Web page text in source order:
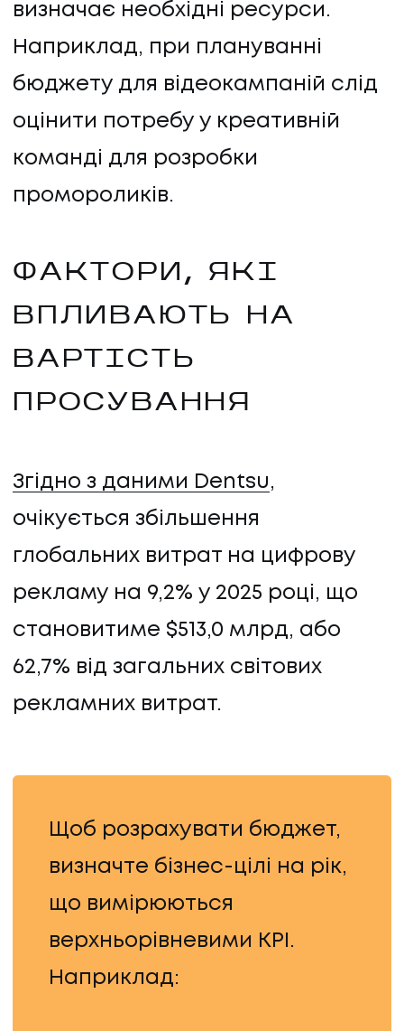
визначає необхідні ресурси.
Наприклад, при плануванні
бюджету для відеокампаній слід
оцінити потребу у креативній
команді для розробки
промороликів.
ФАКТОРИ, ЯКІ
ВПЛИВАЮТЬ НА
ВАРТІСТЬ
ПРОСУВАННЯ
Згідно з даними Dentsu,
очікується збільшення
глобальних витрат на цифрову
рекламу на 9,2% у 2025 році, що
становитиме $513,0 млрд, або
62,7% від загальних світових
рекламних витрат.
Щоб розрахувати бюджет,
визначте бізнес-цілі на рік,
що вимірюються
верхньорівневими KPI.
Наприклад:
ПОСЛУГИ
ПОСЛУГИ
КЕЙСИ
КЕЙСИ